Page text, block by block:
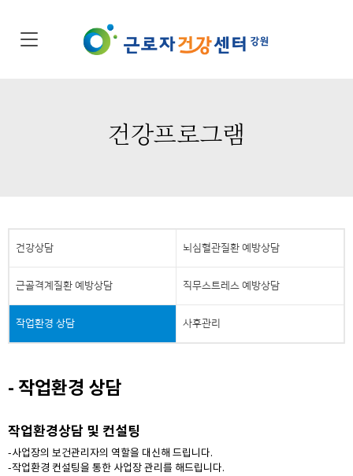
건강프로그램
건강상담 뇌심혈관질환 예방상담
근골격계질환 예방상담 직무스트레스 예방상담
작업환경 상담 사후관리
- 작업환경 상담
작업환경상담 및 컨설팅
-사업장의 보건관리자의 역할을 대신해 드립니다.
-작업환경 컨설팅을 통한 사업장 관리를 해드립니다.